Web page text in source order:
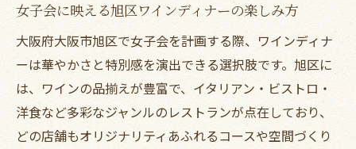
女子会に映える旭区ワインディナーの楽しみ方
大阪府大阪市旭区で女子会を計画する際、ワインディナ
ーは華やかさと特別感を演出できる選択肢です。旭区に
は、ワインの品揃えが豊富で、イタリアン・ビストロ・
洋食など多彩なジャンルのレストランが点在しており、
どの店舗もオリジナリティあふれるコースや空間づくり